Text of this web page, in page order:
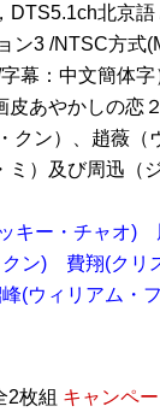
DTS5.1ch北京語
ン3 /NTSC方式
幕：中文簡体字
皮あやかしの恋
クン）、趙薇（
ミ）及び周迅（
キー・チャオ)
ン) 費翔(クリ
(ウィリアム・
2枚組 キャンペ